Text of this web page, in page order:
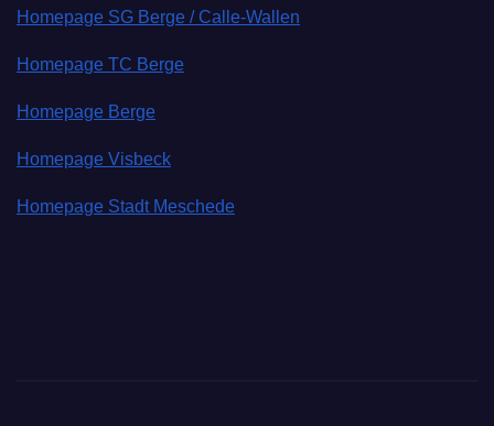
Homepage SG Berge / Calle-Wallen
Homepage TC Berge
Homepage Berge
Homepage Visbeck
Homepage Stadt Meschede